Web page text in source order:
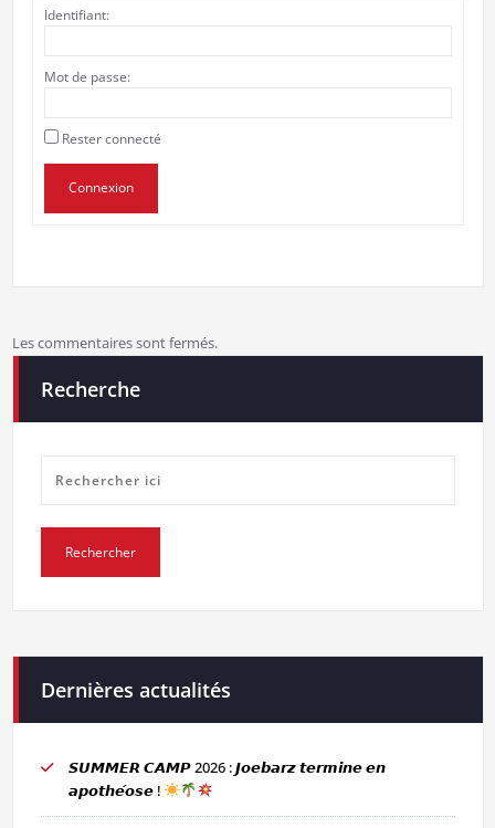
Identifiant:
Mot de passe:
Rester connecté
Connexion
Les commentaires sont fermés.
Recherche
Dernières actualités
𝙎𝙐𝙈𝙈𝙀𝙍 𝘾𝘼𝙈𝙋 2026 : 𝙅𝙤𝙚𝙗𝙖𝙧𝙯 𝙩𝙚𝙧𝙢𝙞𝙣𝙚 𝙚𝙣
𝙖𝙥𝙤𝙩𝙝𝙚́𝙤𝙨𝙚 !